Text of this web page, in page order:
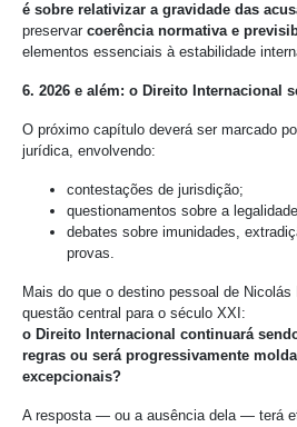
é sobre relativizar a gravidade das
preservar coerência normativa e
elementos essenciais à estabilidade
6. 2026 e além: o Direito Internacional
O próximo capítulo deverá ser marcado
jurídica, envolvendo:
contestações de jurisdição;
questionamentos sobre a
debates sobre imunidades,
provas.
Mais do que o destino pessoal de
questão central para o século XXI:
o Direito Internacional continuará
regras ou será progressivamente
excepcionais?
A resposta — ou a ausência dela — terá